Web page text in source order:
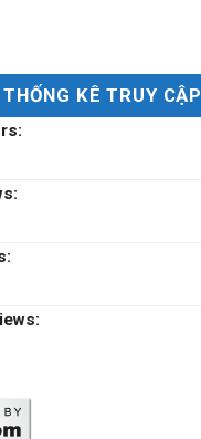
THỐNG KÊ TRUY CẬP